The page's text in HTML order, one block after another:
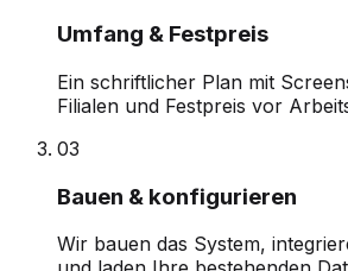
Umfang & Festpreis
Ein schriftlicher Plan mit
Filialen und Festpreis vor
03
Bauen & konfigurieren
Wir bauen das System,